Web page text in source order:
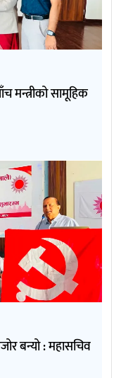
मन्त्रीको सामूहिक
बन्यो : महासचिव